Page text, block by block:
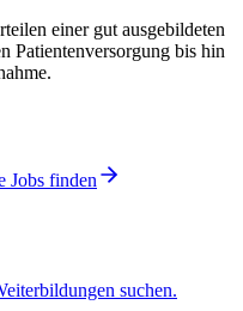
einer gut ausgebildeten
Patientenversorgung bis hin
Jobs finden
suchen.